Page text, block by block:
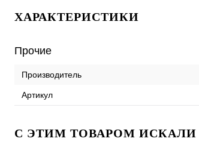
ХАРАКТЕРИСТИКИ
Прочие
Производитель
Артикул
C ЭТИМ ТОВАРОМ ИСКАЛИ